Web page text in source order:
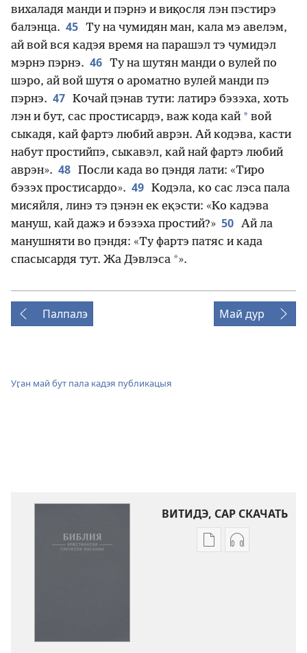
вихаладя манди и пэрнэ и виқосля лэн пэстирэ
балэнца. 45 Ту на чумидян ман, кала мэ авелэм,
ай вой вся кадэя время на парашэл тэ чумидэл
мэрнэ пэрнэ. 46 Ту на шутян манди о вулей по
шэро, ай вой шутя о ароматно вулей манди пэ
пэрнэ. 47 Кочай ԥэнав тути: латирэ бэзэха, хоть
лэн и бут, сас простисардэ, важ кода кай * вой
сыкадя, кай фартэ любий аврэн. Ай кодэва, касти
набут простийпэ, сыкавэл, кай най фартэ любий
аврэн». 48 Посли када во ԥэндя лати: «Тиро
бэзэх простисардо». 49 Кодэла, ко сас лэса пала
мисяйля, линэ тэ ԥэнэн ек еқэсти: «Ко кадэва
мануш, кай дажэ и бэзэха простий?» 50 Ай ла
манушняти во ԥэндя: «Ту фартэ патяс и када
спасысардя тут. Жа Дэвлэса *».
Палпалэ Май дур
Уӷан май бут пала кадэя публикацыя
ВИТИДЭ, САР СКАЧАТЬ
СкачайСкачай